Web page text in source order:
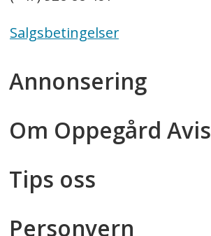
Salgsbetingelser
Annonsering
Om Oppegård Avis
Tips oss
Personvern